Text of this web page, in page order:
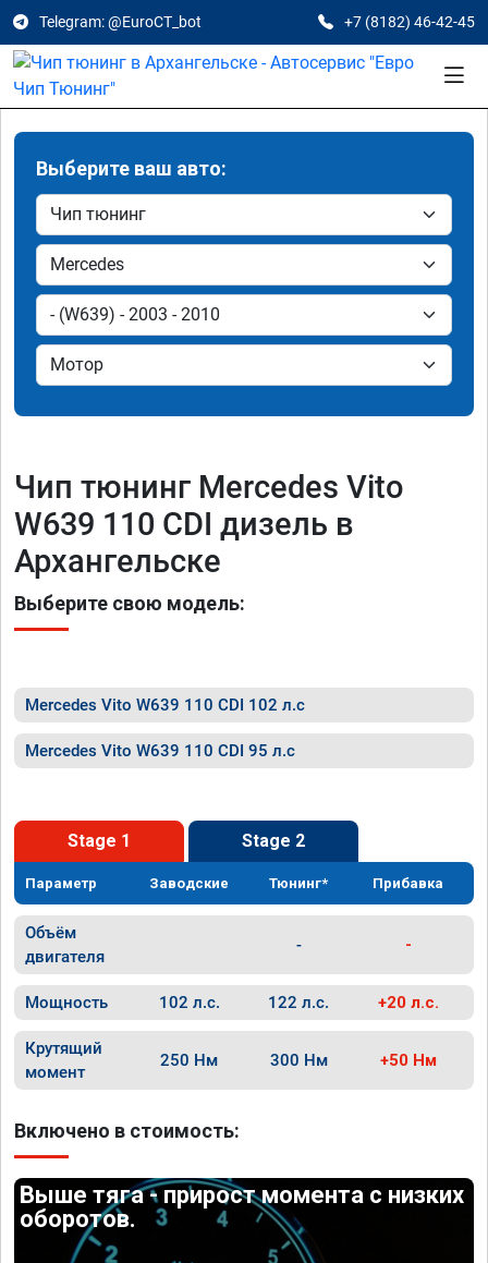
Telegram: @EuroCT_bot +7 (8182) 46-42-45
Выберите ваш авто:
Чип тюнинг Mercedes Vito
W639 110 CDI дизель в
Архангельске
Выберите свою модель:
Mercedes Vito W639 110 CDI 102 л.с
Mercedes Vito W639 110 CDI 95 л.с
Stage 1 Stage 2
Параметр Заводские Тюнинг* Прибавка
Объём
двигателя
- -
Мощность 102 л.с. 122 л.с. +20 л.с.
Крутящий
момент
250 Нм 300 Нм +50 Нм
Включено в стоимость:
Выше тяга - прирост момента с низких
оборотов.